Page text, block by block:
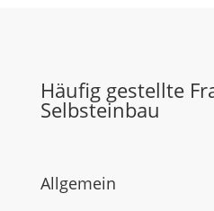
Häufig gestellte
Selbsteinbau
Allgemein